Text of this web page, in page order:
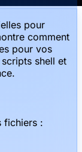
pour
comment
pour vos
shell et
fichiers :